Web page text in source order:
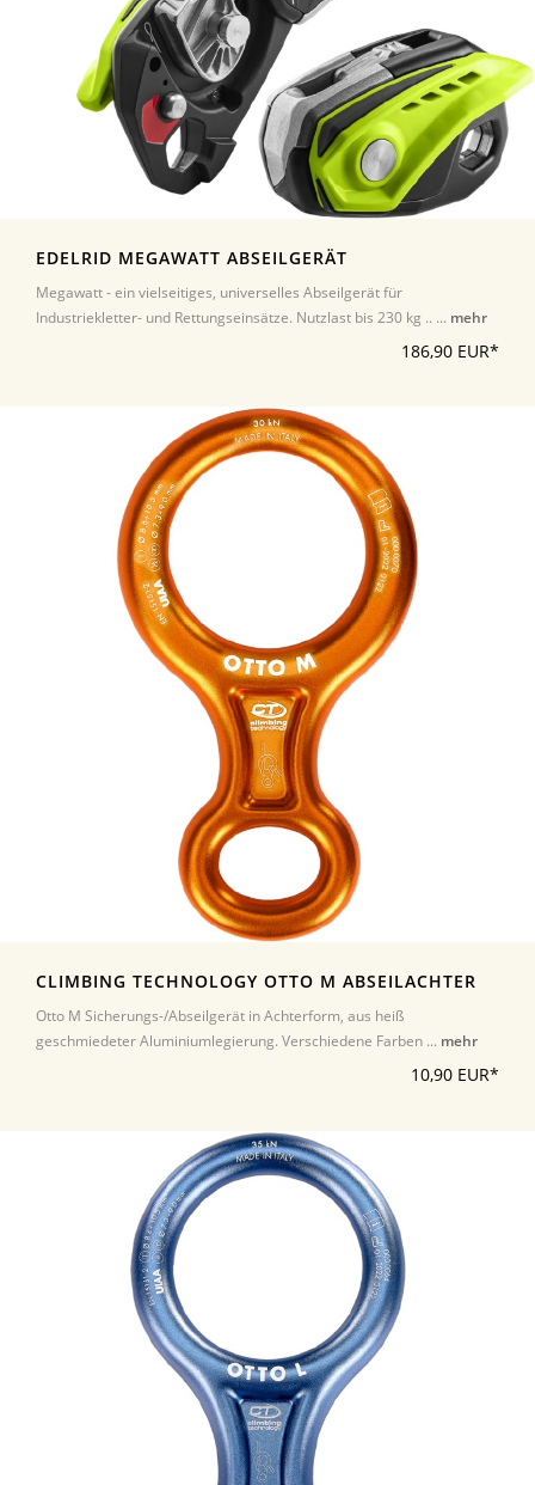
EDELRID MEGAWATT ABSEILGERÄT
Megawatt - ein vielseitiges, universelles Abseilgerät für
Industriekletter- und Rettungseinsätze. Nutzlast bis 230 kg .. ... mehr
186,90 EUR*
CLIMBING TECHNOLOGY OTTO M ABSEILACHTER
Otto M Sicherungs-/Abseilgerät in Achterform, aus heiß
geschmiedeter Aluminiumlegierung. Verschiedene Farben ... mehr
10,90 EUR*